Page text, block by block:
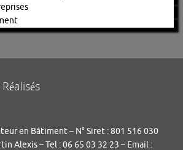
en Bâtiment – N° Siret : 801 516 030
Alexis – Tel : 06 65 03 32 23 – Email :